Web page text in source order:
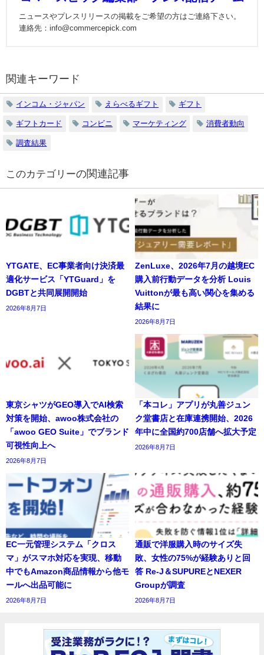
ニュースやプレスリリースの掲載をご希望の方はご連絡下さい。
連絡先：info@commercepick.com
関連キーワード
インコム・ジャパン えらべるギフト ギフト
ギフトカード コンビニ マーケティング 消費者動向
調査結果
の関連記事
YTGATE、EC事業者向け決済最
適化サービス「YTGuard」を
DGBTと共同展開開始
2026年8月7日
ZenLuxe、2026年7月の越境EC
購入前行動データを分析 Louis
Vuittonが最も高い関心を集める
結果に
2026年8月7日
東京シャツがGEO導入でAI検索
対策を開始、awoo株式会社の
「awoo GEO Suite」でブランド
可視性向上へ
2026年8月7日
「本コレ」アプリが丸善ジュン
ク堂書店と在庫連携開始、2026
年中に全国約700店舗へ拡大予定
2026年8月7日
EC一元管理システム「クロス
マ」がスマホ対応を実現、移動
中でもAmazon商品情報から他モ
ールへ出品可能に
2026年8月7日
通販で洋服購入時のサイズ失
敗、女性の75%が経験ありと回
答 Re-J＆SUPUREとNEXER
Groupが調査
2026年8月7日